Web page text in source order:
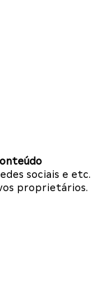
sociais e etc.
proprietários.